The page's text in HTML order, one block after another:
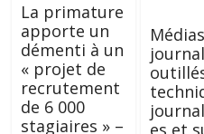
La primature
apporte un
démenti à un
« projet de
recrutement
de 6 000
stagiaires » –